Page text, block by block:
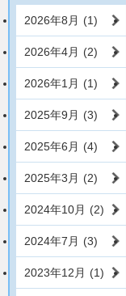
2026年8月 (1)
2026年4月 (2)
2026年1月 (1)
2025年9月 (3)
2025年6月 (4)
2025年3月 (2)
2024年10月 (2)
2024年7月 (3)
2023年12月 (1)